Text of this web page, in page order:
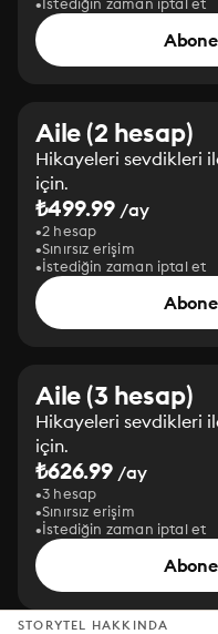
Aile (2 hesap)
Hikayeleri sevdikleri
için.
₺499.99 /ay
2 hesap
Sınırsız erişim
İstediğin zaman iptal et
Aile (3 hesap)
Hikayeleri sevdikleri
için.
₺626.99 /ay
3 hesap
Sınırsız erişim
İstediğin zaman iptal et
STORYTEL HAKKINDA